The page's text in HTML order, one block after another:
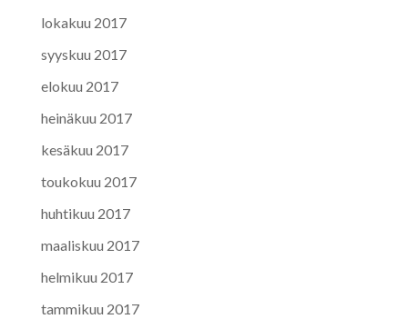
lokakuu 2017
syyskuu 2017
elokuu 2017
heinäkuu 2017
kesäkuu 2017
toukokuu 2017
huhtikuu 2017
maaliskuu 2017
helmikuu 2017
tammikuu 2017